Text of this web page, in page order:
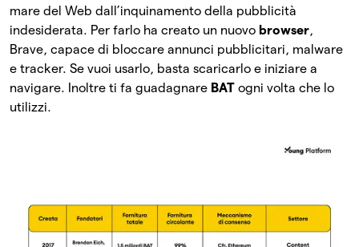
mare del Web dall’inquinamento della pubblicità
indesiderata. Per farlo ha creato un nuovo browser,
Brave, capace di bloccare annunci pubblicitari, malware
e tracker. Se vuoi usarlo, basta scaricarlo e iniziare a
navigare. Inoltre ti fa guadagnare BAT ogni volta che lo
utilizzi.